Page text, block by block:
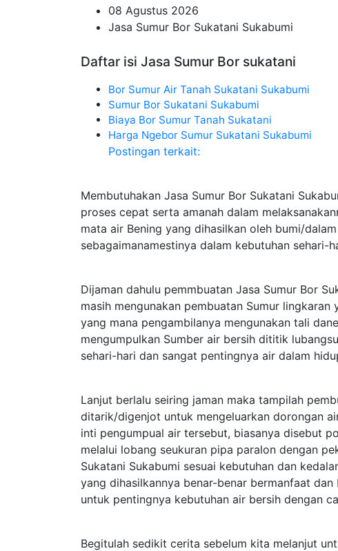
08 Agustus 2026
Jasa Sumur Bor Sukatani Sukabumi
Daftar isi Jasa Sumur Bor sukatani
Bor Sumur Air Tanah Sukatani Sukabumi
Sumur Bor Sukatani Sukabumi
Biaya Bor Sumur Tanah Sukatani
Harga Ngebor Sumur Sukatani Sukabumi
Postingan terkait:
Membutuhakan Jasa Sumur Bor Sukatani
proses cepat serta amanah dalam
mata air Bening yang dihasilkan oleh bumi/
sebagaimanamestinya dalam kebutuhan sehari-
Dijaman dahulu pemmbuatan Jasa Sumur Bor
masih mengunakan pembuatan Sumur
yang mana pengambilanya mengunakan tali
mengumpulkan Sumber air bersih dititik
sehari-hari dan sangat pentingnya air dalam
Lanjut berlalu seiring jaman maka tampilah
ditarik/digenjot untuk mengeluarkan dorongan
inti pengumpual air tersebut, biasanya disebut
melalui lobang seukuran pipa paralon dengan
Sukatani Sukabumi sesuai kebutuhan dan
yang dihasilkannya benar-benar bermanfaat
untuk pentingnya kebutuhan air bersih dengan
Begitulah sedikit cerita sebelum kita melanjut